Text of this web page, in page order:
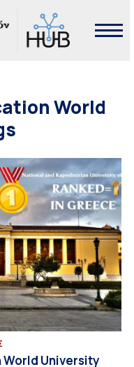
World
World University